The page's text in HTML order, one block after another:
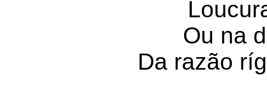
Ou na
Da razão